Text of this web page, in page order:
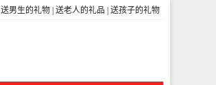
送男生的礼物 送老人的礼品 送孩子的礼物